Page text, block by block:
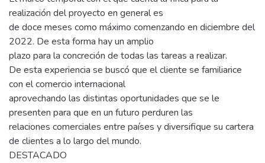
realización del proyecto en general es
de doce meses como máximo comenzando en diciembre del
2022. De esta forma hay un amplio
plazo para la concreción de todas las tareas a realizar.
De esta experiencia se buscó que el cliente se familiarice
con el comercio internacional
aprovechando las distintas oportunidades que se le
presenten para que en un futuro perduren las
relaciones comerciales entre países y diversifique su cartera
de clientes a lo largo del mundo.
DESTACADO